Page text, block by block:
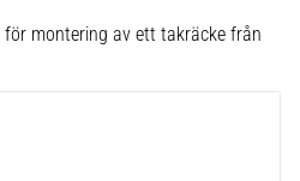
montering av ett takräcke från